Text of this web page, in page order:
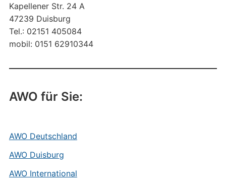
Kapellener Str. 24 A
47239 Duisburg
Tel.: 02151 405084
mobil: 0151 62910344
AWO für Sie:
AWO Deutschland
AWO Duisburg
AWO International